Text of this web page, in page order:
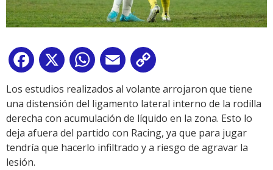
Facebook
X WhatsApp
Email
Link
Los estudios realizados al volante arrojaron que tiene
una distensión del ligamento lateral interno de la rodilla
derecha con acumulación de líquido en la zona. Esto lo
deja afuera del partido con Racing, ya que para jugar
tendría que hacerlo infiltrado y a riesgo de agravar la
lesión.